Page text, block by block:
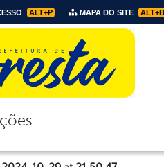
ALT+P MAPA DO SITE ALT+B